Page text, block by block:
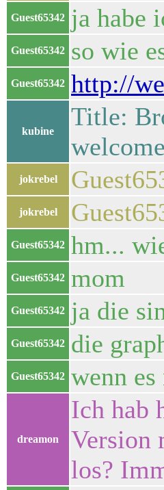
Guest65342 ja habe
Guest65342 so wie
Guest65342 http://
kubine
Title:
jokrebel
jokrebel
Guest65342 hm...
Guest65342 mom
Guest65342 ja die
Guest65342 die
Guest65342 wenn
dreamon
Ich hab
Version
los?